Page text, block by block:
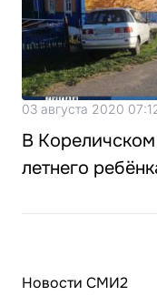
03 августа 2020
В
летнего
Новости СМИ2